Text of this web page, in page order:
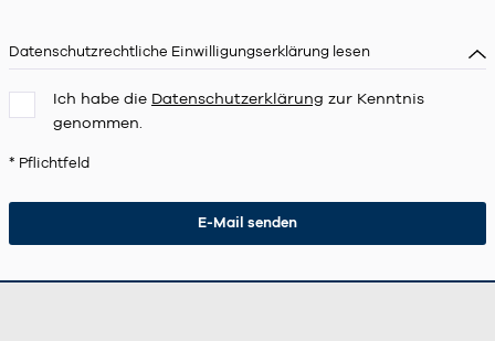
Datenschutzrechtliche Einwilligungserklärung lesen
Ich habe die Datenschutzerklärung zur Kenntnis
genommen.
* Pflichtfeld